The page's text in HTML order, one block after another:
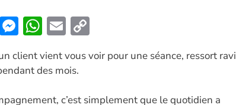
T M
se
n
W
at
s
E
ai
l
p
client vient vous voir pour une séance, ressort ravi
des mois.
c’est simplement que le quotidien a